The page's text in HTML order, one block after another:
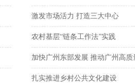
激发市场活力 打造三大中心
农村基层“链条工作法”实践
加快广州东部发展 推动广州高质
扎实推进乡村公共文化建设